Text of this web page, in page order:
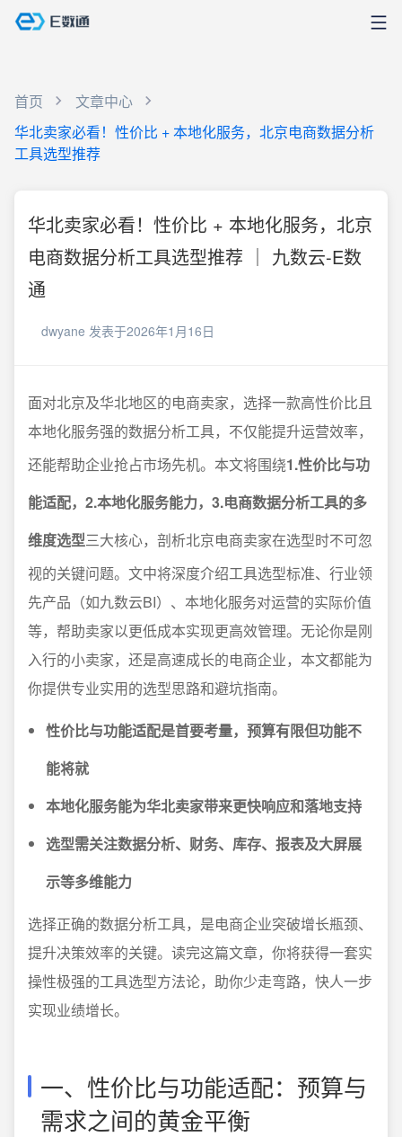
首页
文章中心
华北卖家必看！性价比 + 本地化服务，北京电商数据分析
工具选型推荐
华北卖家必看！性价比 + 本地化服务，北京
电商数据分析工具选型推荐 ｜ 九数云-E数
通
dwyane 发表于2026年1月16日
面对北京及华北地区的电商卖家，选择一款高性价比且
本地化服务强的数据分析工具，不仅能提升运营效率，
还能帮助企业抢占市场先机。本文将围绕1.性价比与功
能适配，2.本地化服务能力，3.电商数据分析工具的多
维度选型三大核心，剖析北京电商卖家在选型时不可忽
视的关键问题。文中将深度介绍工具选型标准、行业领
先产品（如九数云BI）、本地化服务对运营的实际价值
等，帮助卖家以更低成本实现更高效管理。无论你是刚
入行的小卖家，还是高速成长的电商企业，本文都能为
你提供专业实用的选型思路和避坑指南。
性价比与功能适配是首要考量，预算有限但功能不
能将就
本地化服务能为华北卖家带来更快响应和落地支持
选型需关注数据分析、财务、库存、报表及大屏展
示等多维能力
选择正确的数据分析工具，是电商企业突破增长瓶颈、
提升决策效率的关键。读完这篇文章，你将获得一套实
操性极强的工具选型方法论，助你少走弯路，快人一步
实现业绩增长。
一、性价比与功能适配：预算与
需求之间的黄金平衡